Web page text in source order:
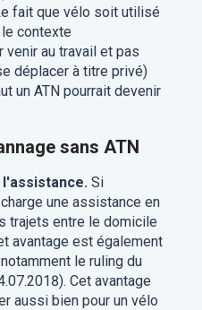
fait que vélo soit utilisé
contexte
au travail et pas
déplacer à titre privé)
un ATN pourrait devenir
sans ATN
Si
une assistance en
trajets entre le domicile
avantage est également
le ruling du
Cet avantage
aussi bien pour un vélo